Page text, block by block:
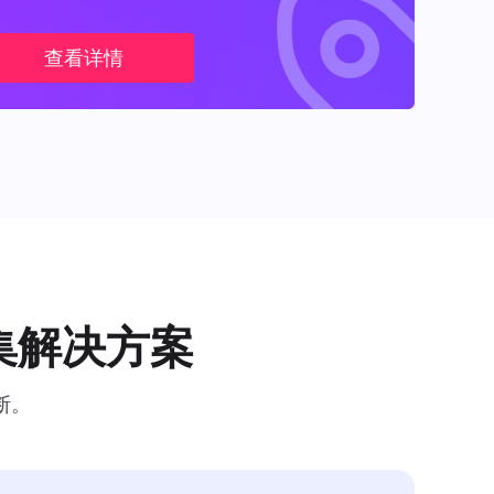
查看详情
解决方案